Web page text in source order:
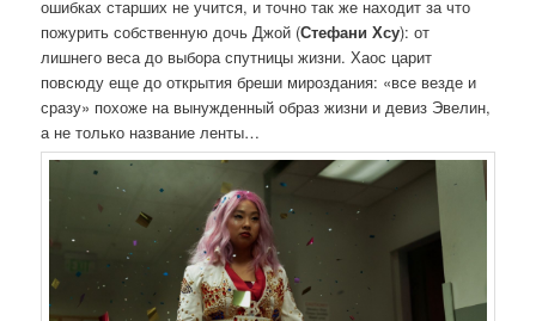
ошибках старших не учится, и точно так же находит за что
пожурить собственную дочь Джой (Стефани Хсу): от
лишнего веса до выбора спутницы жизни. Хаос царит
повсюду еще до открытия бреши мироздания: «все везде и
сразу» похоже на вынужденный образ жизни и девиз Эвелин,
а не только название ленты…